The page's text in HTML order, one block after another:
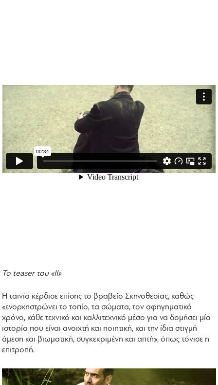
To teaser του «ΙΙ»
Η ταινία κέρδισε επίσης το βραβείο Σκηνοθεσίας, καθώς
«ενορχηστρώνει το τοπίο, τα σώματα, τον αφηγηματικό
χρόνο, κάθε τεχνικό και καλλιτεχνικό μέσο για να δομήσει μία
ιστορία που είναι ανοιχτή και ποιητική, και την ίδια στιγμή
άμεση και βιωματική, συγκεκριμένη και απτή», όπως τόνισε η
επιτροπή.